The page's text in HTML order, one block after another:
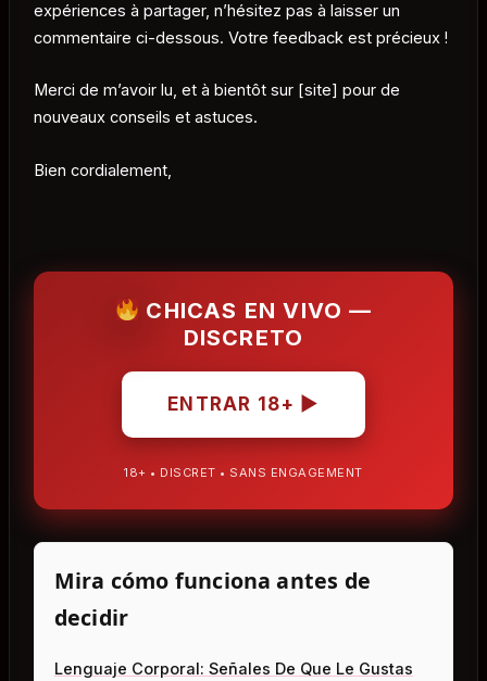
expériences à partager, n’hésitez pas à laisser un
commentaire ci-dessous. Votre feedback est précieux !
Merci de m’avoir lu, et à bientôt sur [site] pour de
nouveaux conseils et astuces.
Bien cordialement,
CHICAS EN VIVO —
DISCRETO
ENTRAR 18+ ▶
18+ • DISCRET • SANS ENGAGEMENT
Mira cómo funciona antes de
decidir
Lenguaje Corporal: Señales De Que Le Gustas